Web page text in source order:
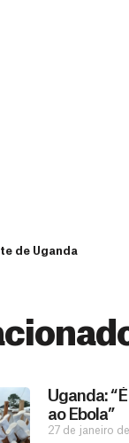
de Uganda
Uganda:
ao Ebola”
27 de janeiro